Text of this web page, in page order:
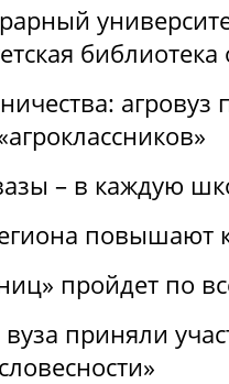
– в каждую
повышают
пройдет по
вуза приняли